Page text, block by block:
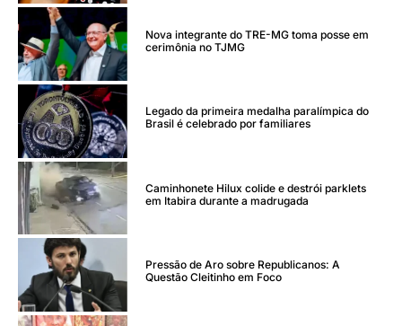
Nova integrante do TRE-MG toma posse em
cerimônia no TJMG
Legado da primeira medalha paralímpica do
Brasil é celebrado por familiares
Caminhonete Hilux colide e destrói parklets
em Itabira durante a madrugada
Pressão de Aro sobre Republicanos: A
Questão Cleitinho em Foco